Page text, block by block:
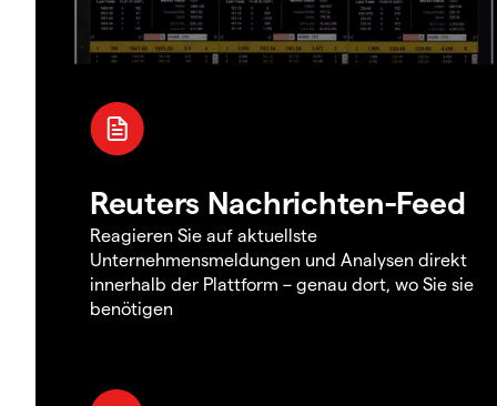
Reuters Nachrichten-Feed
Reagieren Sie auf aktuellste
Unternehmensmeldungen und Analysen direkt
innerhalb der Plattform – genau dort, wo Sie sie
benötigen